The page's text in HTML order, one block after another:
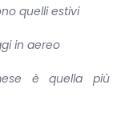
quelli estivi
in aereo
è quella più